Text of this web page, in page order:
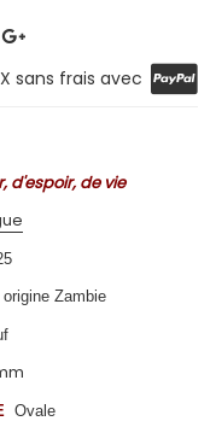
sans frais avec
d'espoir, de vie
Zambie
Ovale